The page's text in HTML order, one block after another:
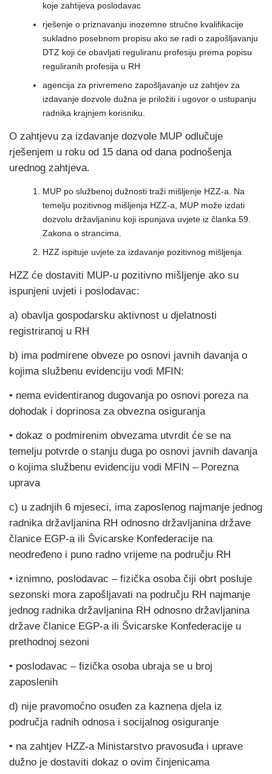
koje zahtijeva poslodavac
rješenje o priznavanju inozemne stručne kvalifikacije
sukladno posebnom propisu ako se radi o zapošljavanju
DTZ koji će obavljati reguliranu profesiju prema popisu
reguliranih profesija u RH
agencija za privremeno zapošljavanje uz zahtjev za
izdavanje dozvole dužna je priložiti i ugovor o ustupanju
radnika krajnjem korisniku.
O zahtjevu za izdavanje dozvole MUP odlučuje
rješenjem u roku od 15 dana od dana podnošenja
urednog zahtjeva.
MUP po službenoj dužnosti traži mišljenje HZZ-a. Na
temelju pozitivnog mišljenja HZZ-a, MUP može izdati
dozvolu državljaninu koji ispunjava uvjete iz članka 59.
Zakona o strancima.
HZZ ispituje uvjete za izdavanje pozitivnog mišljenja
HZZ će dostaviti MUP-u pozitivno mišljenje ako su
ispunjeni uvjeti i poslodavac:
a) obavlja gospodarsku aktivnost u djelatnosti
registriranoj u RH
b) ima podmirene obveze po osnovi javnih davanja o
kojima službenu evidenciju vodi MFIN:
• nema evidentiranog dugovanja po osnovi poreza na
dohodak i doprinosa za obvezna osiguranja
• dokaz o podmirenim obvezama utvrdit će se na
temelju potvrde o stanju duga po osnovi javnih davanja
o kojima službenu evidenciju vodi MFIN – Porezna
uprava
c) u zadnjih 6 mjeseci, ima zaposlenog najmanje jednog
radnika državljanina RH odnosno državljanina države
članice EGP-a ili Švicarske Konfederacije na
neodređeno i puno radno vrijeme na području RH
• iznimno, poslodavac – fizička osoba čiji obrt posluje
sezonski mora zapošljavati na području RH najmanje
jednog radnika državljanina RH odnosno državljanina
države članice EGP-a ili Švicarske Konfederacije u
prethodnoj sezoni
• poslodavac – fizička osoba ubraja se u broj
zaposlenih
d) nije pravomoćno osuđen za kaznena djela iz
područja radnih odnosa i socijalnog osiguranje
• na zahtjev HZZ-a Ministarstvo pravosuđa i uprave
dužno je dostaviti dokaz o ovim činjenicama